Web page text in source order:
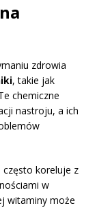
zdrowia
, takie jak
chemiczne
nastroju, a ich
często koreluje z
w
witaminy może